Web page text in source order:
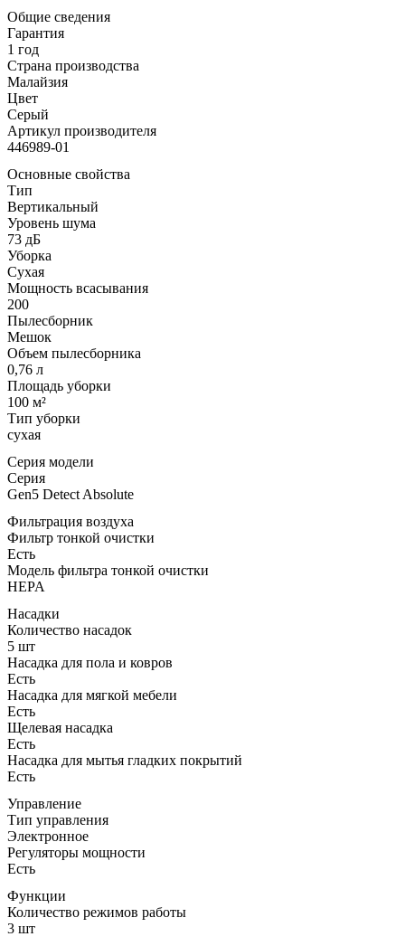
Общие сведения
Гарантия
1 год
Страна производства
Малайзия
Цвет
Серый
Артикул производителя
446989-01
Основные свойства
Тип
Вертикальный
Уровень шума
73 дБ
Уборка
Сухая
Мощность всасывания
200
Пылесборник
Мешок
Объем пылесборника
0,76 л
Площадь уборки
100 м²
Тип уборки
сухая
Серия модели
Серия
Gen5 Detect Absolute
Фильтрация воздуха
Фильтр тонкой очистки
Есть
Модель фильтра тонкой очистки
HEPA
Насадки
Количество насадок
5 шт
Насадка для пола и ковров
Есть
Насадка для мягкой мебели
Есть
Щелевая насадка
Есть
Насадка для мытья гладких покрытий
Есть
Управление
Тип управления
Электронное
Регуляторы мощности
Есть
Функции
Количество режимов работы
3 шт